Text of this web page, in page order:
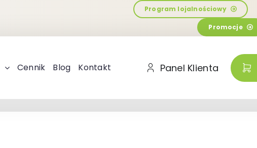
Program lojalnościowy
Promocje
Cennik Blog Kontakt Panel Klienta